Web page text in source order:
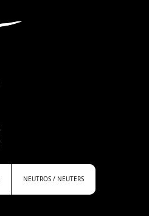
NEUTROS / NEUTERS